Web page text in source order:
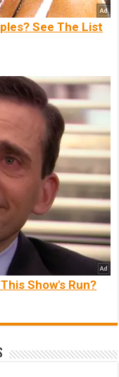
See The List
Show's Run?